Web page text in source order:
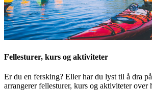
Fellesturer, kurs og aktiviteter
Er du en fersking? Eller har du lyst til å dra
arrangerer fellesturer, kurs og aktiviteter over